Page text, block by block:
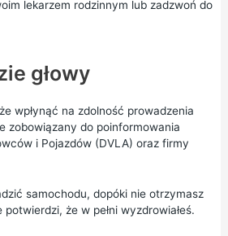
lekarzem rodzinnym lub zadzwoń do
głowy
wpłynąć na zdolność prowadzenia
zobowiązany do poinformowania
i Pojazdów (DVLA) oraz firmy
samochodu, dopóki nie otrzymasz
że w pełni wyzdrowiałeś.